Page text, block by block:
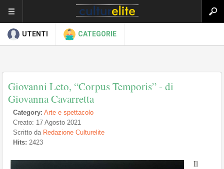
UTENTI CATEGORIE
Giovanni Leto, “Corpus Temporis” - di
Giovanna Cavarretta
Category: Arte e spettacolo
Creato: 17 Agosto 2021
Scritto da Redazione Culturelite
Hits: 2423
Il